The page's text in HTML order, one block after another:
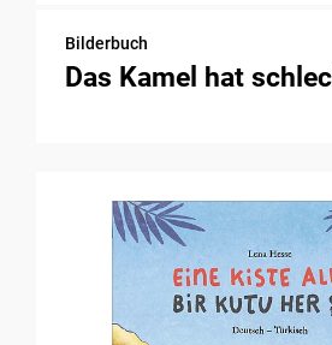
Bilderbuch
Das Kamel hat